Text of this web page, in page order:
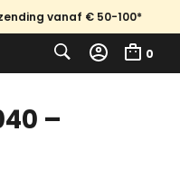
vanaf € 50-100*
0
–